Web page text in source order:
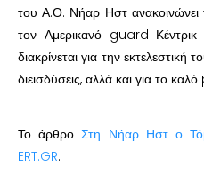
του Α.Ο. Νήαρ Ηστ ανακοινώνει
τον Αμερικανό guard
διακρίνεται για την εκτελεστική
διεισδύσεις, αλλά και για το
Το άρθροΣτη Νήαρ Ηστ ο
ERT.GR.